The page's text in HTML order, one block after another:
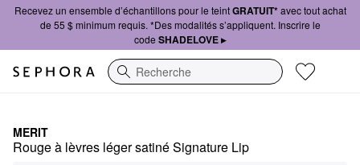
Recevez un ensemble d’échantillons pour le teintGRATUIT*avec tout achat
de 55 $ minimum requis. *Des modalités s’appliquent. Inscrire le
code SHADELOVE ▸
Recherche
MERIT
Rouge à lèvres léger satiné Signature Lip